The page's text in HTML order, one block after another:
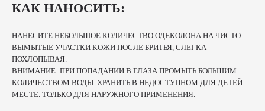
КАК НАНОСИТЬ:
НАНЕСИТЕ НЕБОЛЬШОЕ КОЛИЧЕСТВО ОДЕКОЛОНА НА ЧИСТО
ВЫМЫТЫЕ УЧАСТКИ КОЖИ ПОСЛЕ БРИТЬЯ, СЛЕГКА
ПОХЛОПЫВАЯ.
ВНИМАНИЕ: ПРИ ПОПАДАНИИ В ГЛАЗА ПРОМЫТЬ БОЛЬШИМ
КОЛИЧЕСТВОМ ВОДЫ. ХРАНИТЬ В НЕДОСТУПНОМ ДЛЯ ДЕТЕЙ
МЕСТЕ. ТОЛЬКО ДЛЯ НАРУЖНОГО ПРИМЕНЕНИЯ.